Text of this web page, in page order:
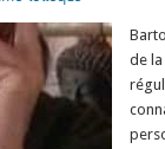
de